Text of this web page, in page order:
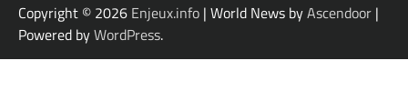
Copyright © 2026 Enjeux.info | World News byAscendoor |
Powered byWordPress.